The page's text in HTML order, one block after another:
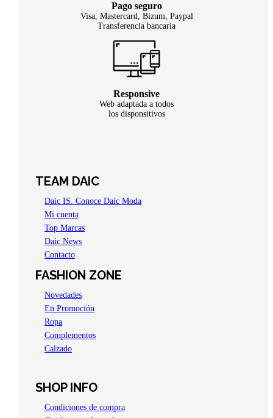
Pago seguro
Visa, Mastercard, Bizum, Paypal
Transferencia bancaria
Responsive
Web adaptada a todos
los disponsitivos
TEAM DAIC
Daic IS. Conoce Daic Moda
Mi cuenta
Top Marcas
Daic News
Contacto
FASHION ZONE
Novedades
En Promoción
Ropa
Complementos
Calzado
SHOP INFO
Condiciones de compra